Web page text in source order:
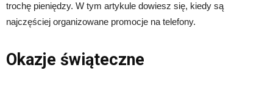
trochę pieniędzy. W tym artykule dowiesz się, kiedy są
najczęściej organizowane promocje na telefony.
Okazje świąteczne